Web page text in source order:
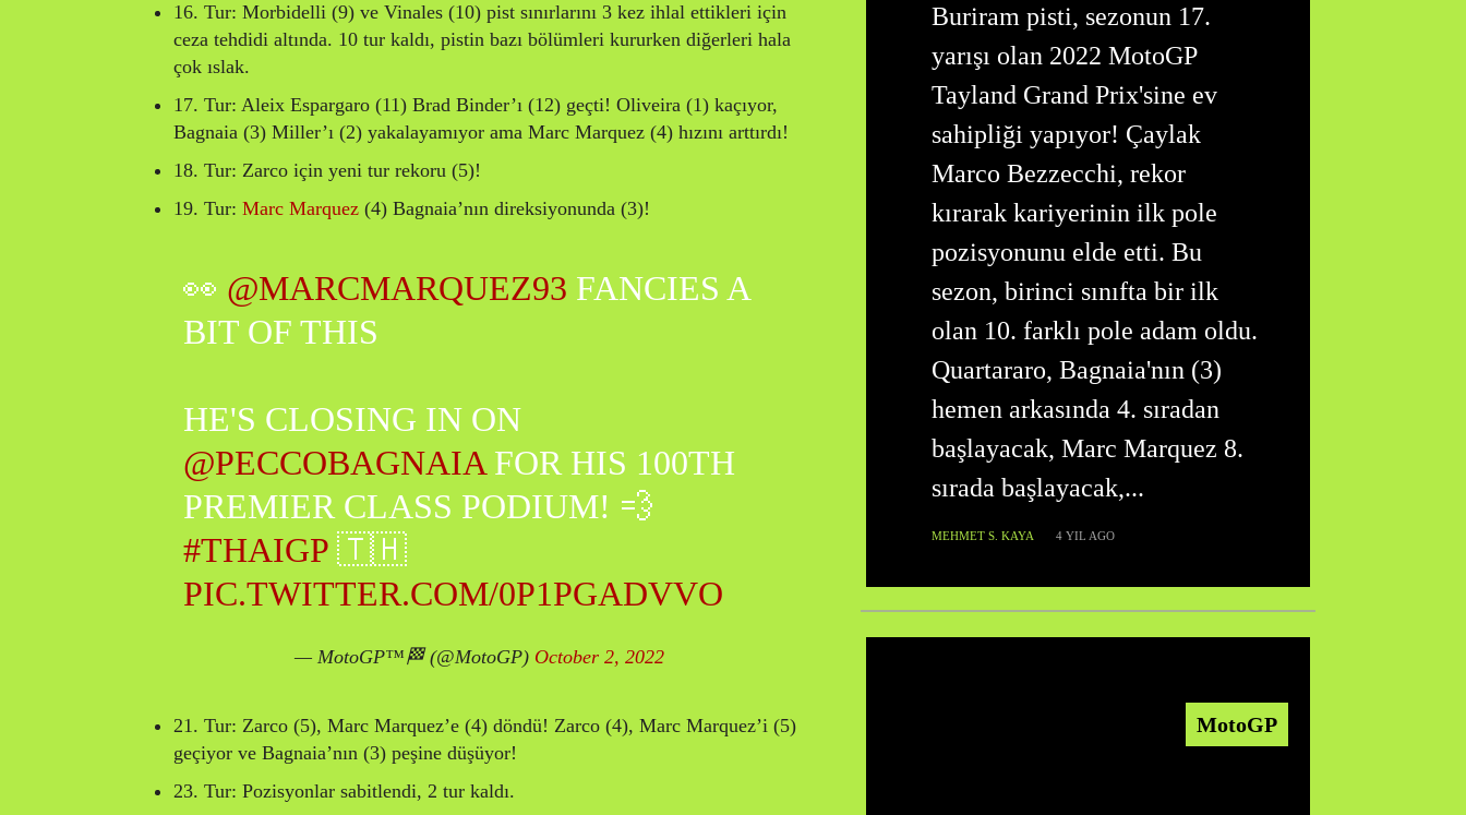
16. Tur: Morbidelli (9) ve Vinales (10) pist sınırlarını 3 kez ihlal ettikleri için
ceza tehdidi altında. 10 tur kaldı, pistin bazı bölümleri kururken diğerleri hala
çok ıslak.
17. Tur: Aleix Espargaro (11) Brad Binder’ı (12) geçti! Oliveira (1) kaçıyor,
Bagnaia (3) Miller’ı (2) yakalayamıyor ama Marc Marquez (4) hızını arttırdı!
18. Tur: Zarco için yeni tur rekoru (5)!
19. Tur: Marc Marquez (4) Bagnaia’nın direksiyonunda (3)!
👀 @MARCMARQUEZ93 FANCIES A
BIT OF THIS
HE'S CLOSING IN ON
@PECCOBAGNAIAFOR HIS 100TH
PREMIER CLASS PODIUM! 💨
#THAIGP 🇹🇭
PIC.TWITTER.COM/0P1PGADVVO
— MotoGP™🏁 (@MotoGP) October 2, 2022
21. Tur: Zarco (5), Marc Marquez’e (4) döndü! Zarco (4), Marc Marquez’i (5)
geçiyor ve Bagnaia’nın (3) peşine düşüyor!
23. Tur: Pozisyonlar sabitlendi, 2 tur kaldı.
Buriram pisti, sezonun 17.
yarışı olan 2022 MotoGP
Tayland Grand Prix'sine ev
sahipliği yapıyor! Çaylak
Marco Bezzecchi, rekor
kırarak kariyerinin ilk pole
pozisyonunu elde etti. Bu
sezon, birinci sınıfta bir ilk
olan 10. farklı pole adam oldu.
Quartararo, Bagnaia'nın (3)
hemen arkasında 4. sıradan
başlayacak, Marc Marquez 8.
sırada başlayacak,...
MEHMET S. KAYA 4 YIL AGO
MotoGP